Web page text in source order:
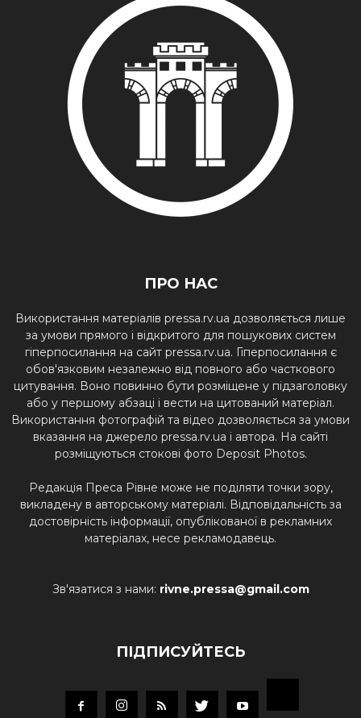
ПРО НАС
Використання матеріалів pressa.rv.ua дозволяється лише
за умови прямого і відкритого для пошукових систем
гіперпосилання на сайт pressa.rv.ua. Гіперпосилання є
обов'язковим незалежно від повного або часткового
цитування. Воно повинно бути розміщене у підзаголовку
або у першому абзаці і вести на цитований матеріал.
Використання фотографій та відео дозволяється за умови
вказання на джерело pressa.rv.ua і автора. На сайті
розміщуються стокові фото Deposit Photos.
Редакція Преса Рівне може не поділяти точки зору,
викладену в авторському матеріалі. Відповідальність за
достовірність інформації, опублікованої в рекламних
матеріалах, несе рекламодавець.
Зв'язатися з нами: rivne.pressa@gmail.com
ПІДПИСУЙТЕСЬ